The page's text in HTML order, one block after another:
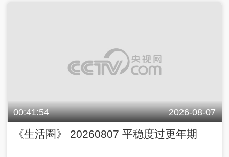
00:41:54 2026-08-07
《生活圈》 20260807 平稳度过更年期